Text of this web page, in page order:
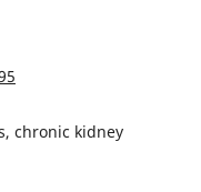
chronic kidney